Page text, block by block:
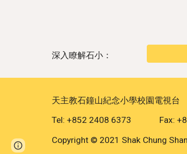
深入瞭解石小：
天主教石鐘山紀念小學校園電視台
Tel: +852 2408 6373 Fax:
Copyright © 2021 Shak Chung
Report abuse